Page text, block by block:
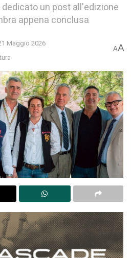
un post all'edizione
appena conclusa
Maggio 2026
AA